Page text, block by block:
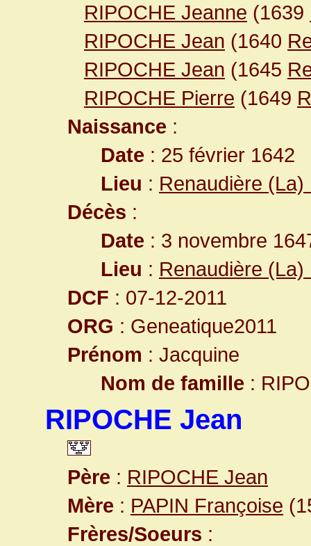
RIPOCHE Jeanne (1639
RIPOCHE Jean (1640
RIPOCHE Jean (1645
RIPOCHE Pierre (1649
Naissance :
Date : 25 février 1642
Lieu : Renaudière
Décès :
Date : 3 novembre
Lieu : Renaudière
DCF : 07-12-2011
ORG : Geneatique2011
Prénom : Jacquine
Nom de famille :
RIPOCHE Jean
Père : RIPOCHE Jean
Mère : PAPIN Françoise
Frères/Soeurs :